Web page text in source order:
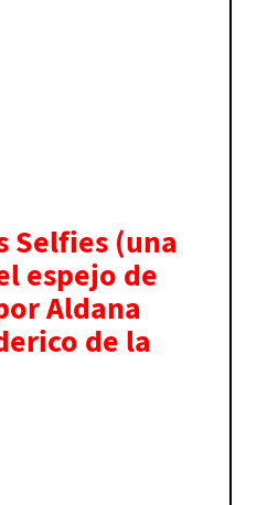
Selfies (una
espejo de
Aldana
de la